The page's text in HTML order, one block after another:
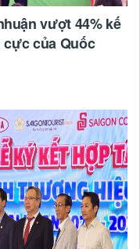
vượt 44% kế
của Quốc